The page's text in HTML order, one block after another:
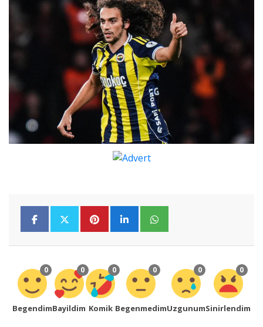
0
Begendim
0
Bayildim
0
Komik
0
Begenmedim
0
Uzgunum
0
Sinirlendim